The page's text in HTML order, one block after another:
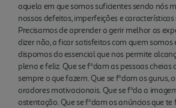
aquela em que somos suficientes sendo nós
nossos defeitos, imperfeições e
Precisamos de aprender a gerir melhor as
dizer não, a ficar satisfeitos com quem somos
dispomos do essencial que nos permite
plena e feliz. Que se f*dam as pessoas cheias
sempre o que fazem. Que se f*dam os gurus,
oradores motivacionais. Que se f*da a
ostentação. Que se f*dam os anúncios que te